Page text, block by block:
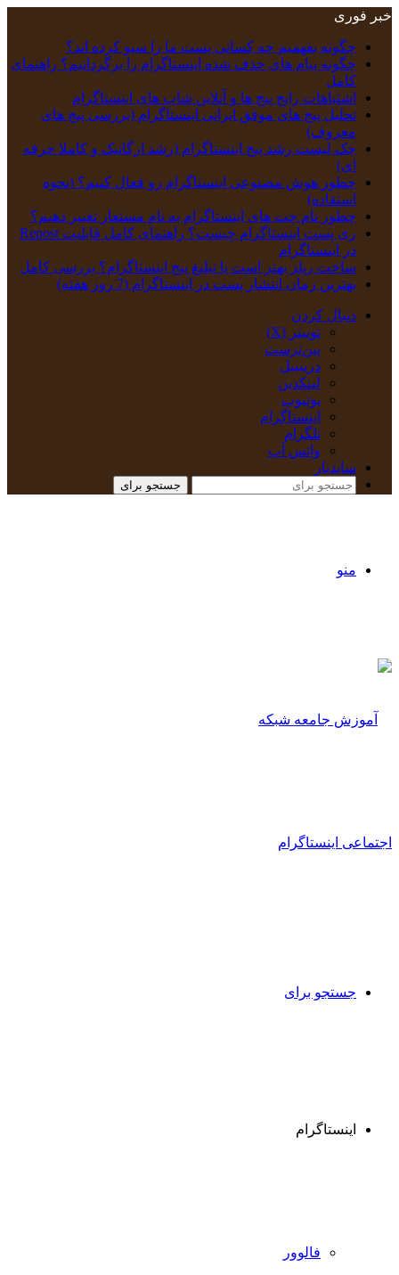
خبر فوری
چگونه بفهمیم چه کسانی پست ما را سیو کرده اند؟
چگونه پیام‌ های حذف‌ شده اینستاگرام را برگردانیم؟ راهنمای
کامل
اشتباهات رایج پیج ها و آنلاین شاپ های اینستاگرام
تحلیل پیج‌ های موفق ایرانی اینستاگرام (بررسی پیج های
معروف)
چک‌ لیست رشد پیج اینستاگرام (رشد ارگانیک و کاملا حرفه
ای)
چطور هوش مصنوعی اینستاگرام رو فعال کنیم؟ (نحوه
استفاده)
چطور نام چت‌ های اینستاگرام به نام‌ مستعار تغییر دهیم؟
ری پست اینستاگرام چیست؟ راهنمای کامل قابلیت Repost
در اینستاگرام
ساخت ریلز بهتر است یا تبلیغ پیج اینستاگرام؟ بررسی کامل
بهترین زمان انتشار پست در اینستاگرام (7 روز هفته)
دنبال کردن
توییتر (X)
‫پین‌ترست
دریبببل
لینکدین
یوتیوب
اینستاگرام
تلگرام
واتس آپ
سایدبار
جستجو برای
منو
جستجو برای
اینستاگرام
فالوور